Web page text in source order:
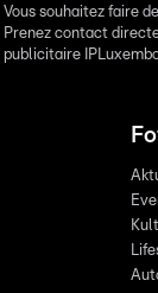
Vous souhaitez faire
Prenez contact
publicitaire